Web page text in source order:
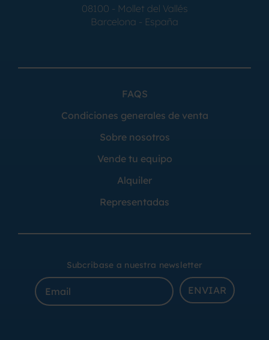
08100 - Mollet del Vallés
Barcelona - España
FAQS
Condiciones generales de venta
Sobre nosotros
Vende tu equipo
Alquiler
Representadas
Subcribase a nuestra newsletter
ENVIAR